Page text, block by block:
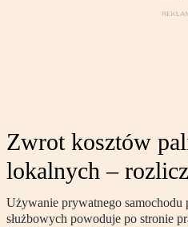
Zwrot kosztów
lokalnych –
Używanie prywatnego samochodu
służbowych powoduje po stronie